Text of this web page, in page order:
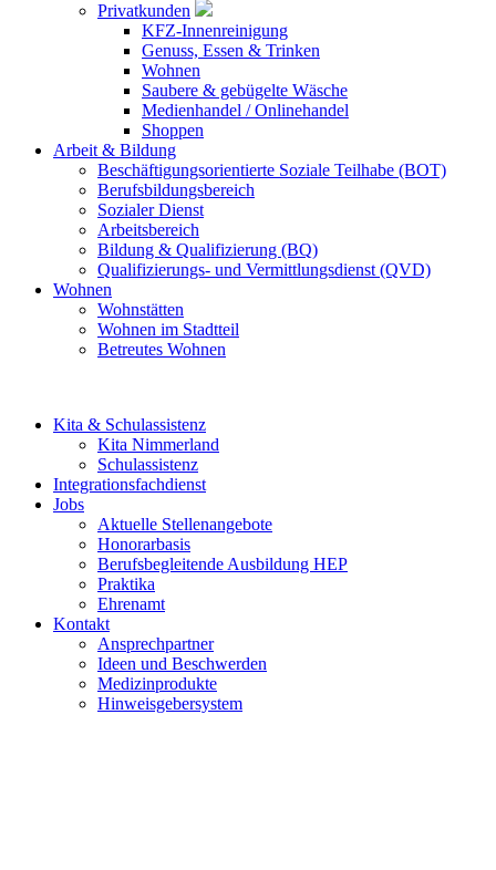
Privatkunden
KFZ-Innenreinigung
Genuss, Essen & Trinken
Wohnen
Saubere & gebügelte Wäsche
Medienhandel / Onlinehandel
Shoppen
Arbeit & Bildung
Beschäftigungsorientierte Soziale Teilhabe (BOT)
Berufsbildungsbereich
Sozialer Dienst
Arbeitsbereich
Bildung & Qualifizierung (BQ)
Qualifizierungs- und Vermittlungsdienst (QVD)
Wohnen
Wohnstätten
Wohnen im Stadtteil
Betreutes Wohnen
Kita & Schulassistenz
Kita Nimmerland
Schulassistenz
Integrationsfachdienst
Jobs
Aktuelle Stellenangebote
Honorarbasis
Berufsbegleitende Ausbildung HEP
Praktika
Ehrenamt
Kontakt
Ansprechpartner
Ideen und Beschwerden
Medizinprodukte
Hinweisgebersystem